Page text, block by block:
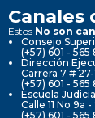
Canales
Estos No son
Consejo
(+57) 601 - 565
Dirección
Carrera 7 #
(+57) 601 - 565
Escuela
Calle 11 No 9a
(+57) 601 - 565